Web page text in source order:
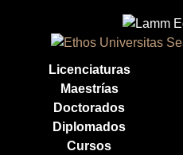
Licenciaturas
Maestrías
Doctorados
Diplomados
Cursos